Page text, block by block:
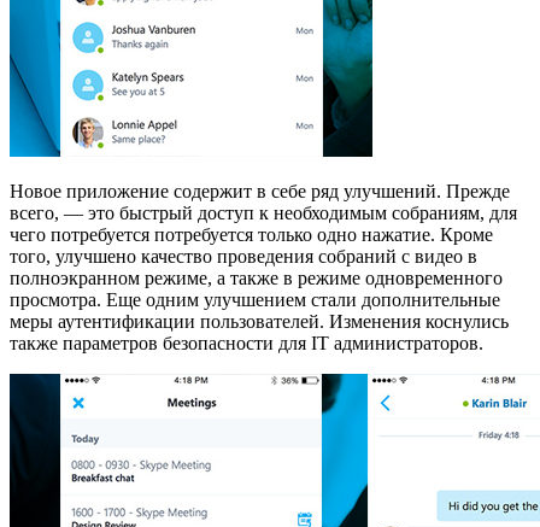
Новое приложение содержит в себе ряд улучшений. Прежде
всего, — это быстрый доступ к необходимым собраниям, для
чего потребуется потребуется только одно нажатие. Кроме
того, улучшено качество проведения собраний с видео в
полноэкранном режиме, а также в режиме одновременного
просмотра. Еще одним улучшением стали дополнительные
меры аутентификации пользователей. Изменения коснулись
также параметров безопасности для IT администраторов.